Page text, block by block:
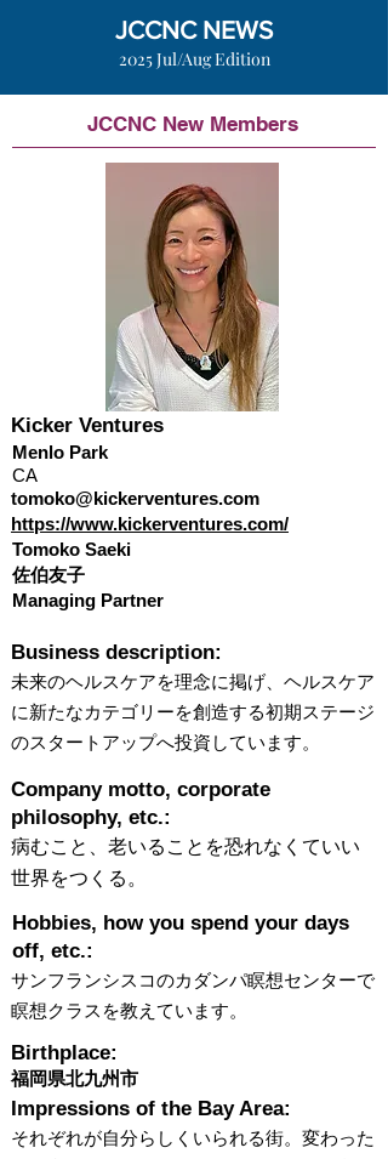
JCCNC NEWS
2025 Jul/Aug Edition
JCCNC New Members
Kicker Ventures
Menlo Park
CA
tomoko@kickerventures.com
https://www.kickerventures.com/
Tomoko Saeki
佐伯友子
Managing Partner
​Business description:
未来のヘルスケアを理念に掲げ、ヘルスケア
に新たなカテゴリーを創造する初期ステージ
のスタートアップへ投資しています。
​Company motto, corporate
philosophy, etc.:
病むこと、老いることを恐れなくていい
世界をつくる。
Hobbies, how you spend your days
off, etc.:
サンフランシスコのカダンパ瞑想センターで
瞑想クラスを教えています。
Birthplace:
福岡県北九州市
Impressions of the Bay Area:
それぞれが自分らしくいられる街。変わった